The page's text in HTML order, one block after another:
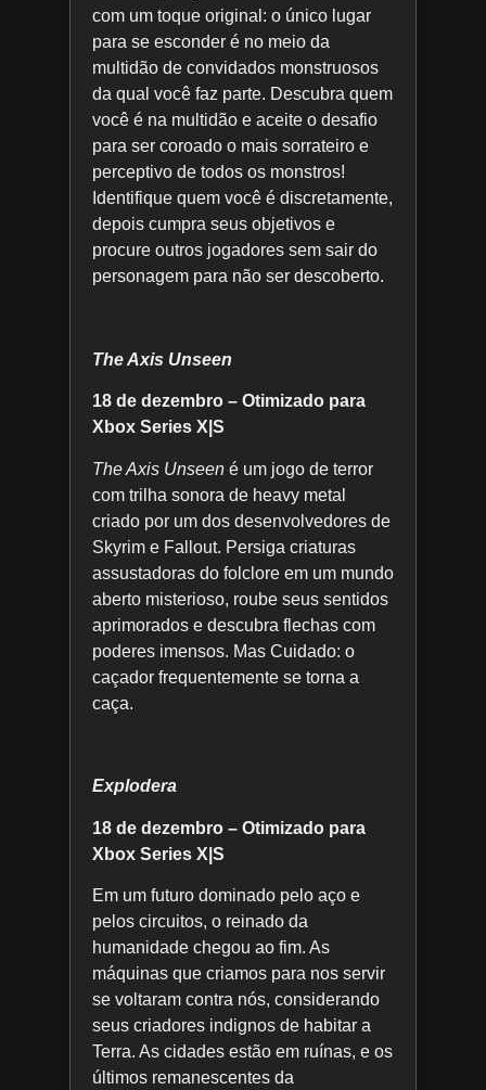
com um toque original: o único lugar
para se esconder é no meio da
multidão de convidados monstruosos
da qual você faz parte. Descubra quem
você é na multidão e aceite o desafio
para ser coroado o mais sorrateiro e
perceptivo de todos os monstros!
Identifique quem você é discretamente,
depois cumpra seus objetivos e
procure outros jogadores sem sair do
personagem para não ser descoberto.
The Axis Unseen
18 de dezembro – Otimizado para
Xbox Series X|S
The Axis Unseen é um jogo de terror
com trilha sonora de heavy metal
criado por um dos desenvolvedores de
Skyrim e Fallout. Persiga criaturas
assustadoras do folclore em um mundo
aberto misterioso, roube seus sentidos
aprimorados e descubra flechas com
poderes imensos. Mas Cuidado: o
caçador frequentemente se torna a
caça.
Explodera
18 de dezembro – Otimizado para
Xbox Series X|S
Em um futuro dominado pelo aço e
pelos circuitos, o reinado da
humanidade chegou ao fim. As
máquinas que criamos para nos servir
se voltaram contra nós, considerando
seus criadores indignos de habitar a
Terra. As cidades estão em ruínas, e os
últimos remanescentes da